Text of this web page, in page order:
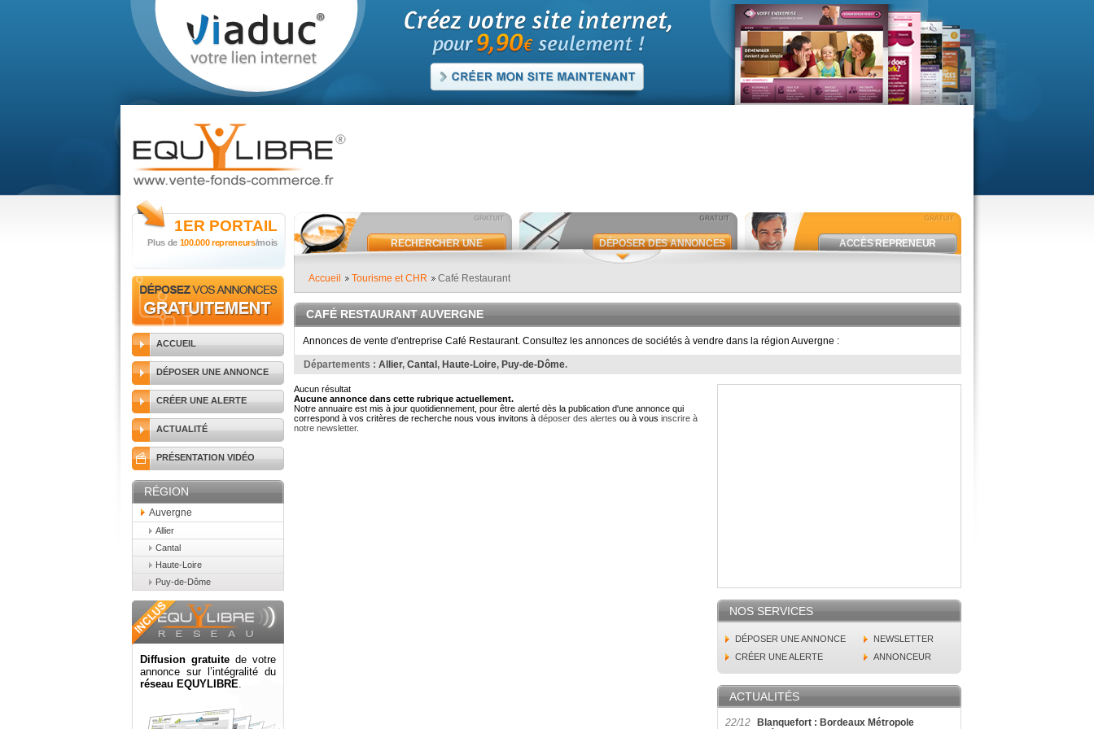
1ER PORTAIL
Plus de 100.000 repreneurs/mois
ACCUEIL
DÉPOSER UNE ANNONCE
CRÉER UNE ALERTE
ACTUALITÉ
PRÉSENTATION VIDÉO
RÉGION
Auvergne
Allier
Cantal
Haute-Loire
Puy-de-Dôme
Diffusion gratuite de votre
annonce sur l’intégralité du
réseau EQUYLIBRE.
RECHERCHER UNE
DÉPOSER DES ANNONCES ACCÈS REPRENEUR
Accueil Tourisme et CHR Café Restaurant
CAFÉ RESTAURANT AUVERGNE
Annonces de vente d'entreprise Café Restaurant. Consultez les annonces de sociétés à vendre dans la région Auvergne :
Départements : Allier, Cantal , Haute-Loire, Puy-de-Dôme.
Aucun résultat
Aucune annonce dans cette rubrique actuellement.
Notre annuaire est mis à jour quotidiennement, pour être alerté dès la publication d'une annonce qui
correspond à vos critères de recherche nous vous invitons à déposer des alertes ou à vous inscrire à
notre newsletter.
NOS SERVICES
DÉPOSER UNE ANNONCE
NEWSLETTER
CRÉER UNE ALERTE
ANNONCEUR
ACTUALITÉS
22/12
Blanquefort : Bordeaux Métropole